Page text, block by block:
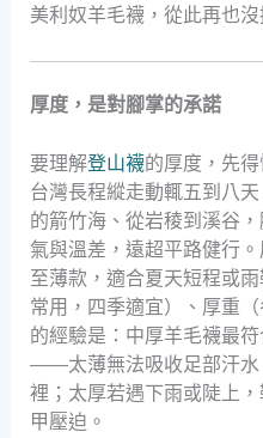
美利奴羊毛襪，從此再也沒
厚度，是對腳掌的承諾
要理解登山襪的厚度，先
台灣長程縱走動輒五到八
的箭竹海、從岩稜到溪谷
氣與溫差，遠超平路健行
至薄款，適合夏天短程或
常用，四季適宜）、厚重
的經驗是：中厚羊毛襪最
——太薄無法吸收足部汗水
裡；太厚若遇下雨或陡上
甲壓迫。